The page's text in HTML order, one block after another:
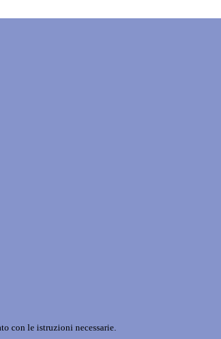
con le istruzioni necessarie.